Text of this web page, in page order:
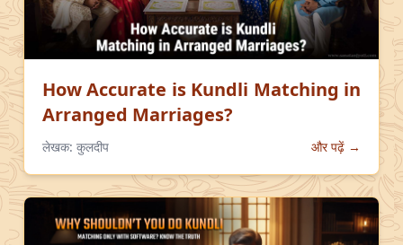
How Accurate is Kundli Matching in
Arranged Marriages?
लेखक: कुलदीप और पढ़ें →